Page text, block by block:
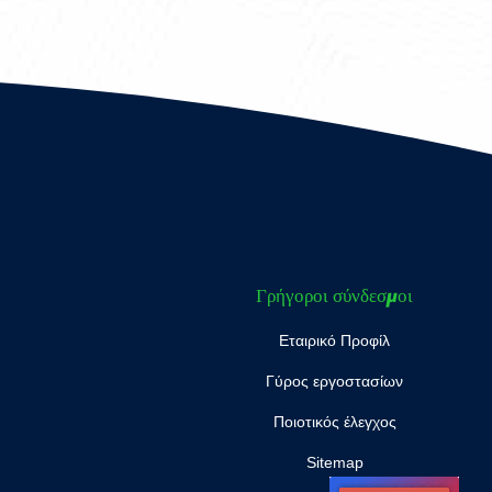
Γρήγοροι σύνδεσμοι
Εταιρικό Προφίλ
Γύρος εργοστασίων
Ποιοτικός έλεγχος
Sitemap